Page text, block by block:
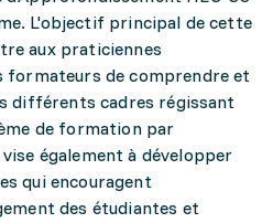
L'objectif principal de cette
aux praticiennes
de comprendre et
différents cadres régissant
de formation par
également à développer
qui encouragent
des étudiantes et